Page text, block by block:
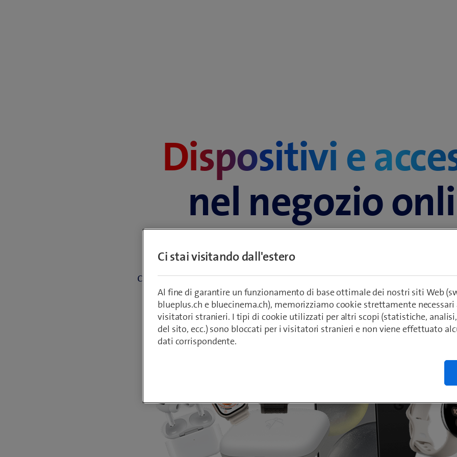
Dispositivi e
nel negozio
Scopri gli ultimi dispositivi nello Swisscom Online Shop:
smartwatch per quando sei in giro, oltre a cuffie,
cellulari a prezzi super convenienti. Per un’esperienza digitale
anche a casa, troverai inoltre accessori per Internet, TV
Ci stai visitando dall'estero
Al fine di garantire un funzionamento di base ottimale dei nostri siti Web
blueplus.ch e bluecinema.ch), memorizziamo cookie strettamente necessari
visitatori stranieri. I tipi di cookie utilizzati per altri scopi (statistiche,
del sito, ecc.) sono bloccati per i visitatori stranieri e non viene effettuato
dati corrispondente.